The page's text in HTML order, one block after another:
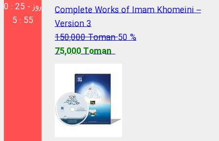
0 روز - 24 :
55 : 5
Complete Works of Imam Khomeini –
Version 3
150,000 Toman50 %
75,000 Toman